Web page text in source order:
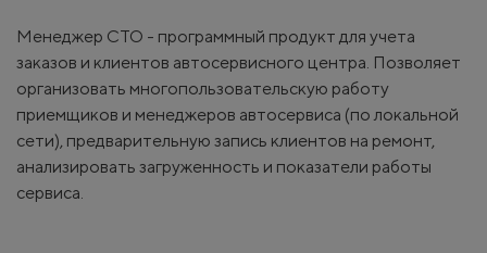
Менеджер СТО - программный продукт для учета
заказов и клиентов автосервисного центра. Позволяет
организовать многопользовательскую работу
приемщиков и менеджеров автосервиса (по локальной
сети), предварительную запись клиентов на ремонт,
анализировать загруженность и показатели работы
сервиса.